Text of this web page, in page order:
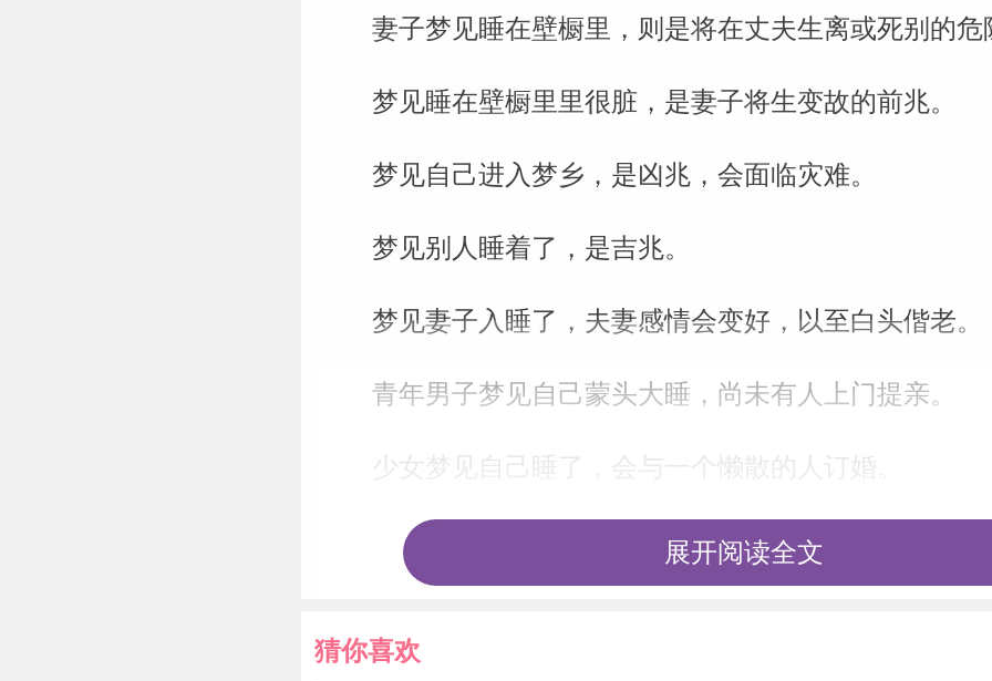
妻子梦见睡在壁橱里，则是将在丈夫生离或死别的危
梦见睡在壁橱里里很脏，是妻子将生变故的前兆。
梦见自己进入梦乡，是凶兆，会面临灾难。
梦见别人睡着了，是吉兆。
梦见妻子入睡了，夫妻感情会变好，以至白头偕老。
青年男子梦见自己蒙头大睡，尚未有人上门提亲。
少女梦见自己睡了，会与一个懒散的人订婚。
女人梦见自己沉昏大睡，会生一个女孩。
展开阅读全文
猜你喜欢